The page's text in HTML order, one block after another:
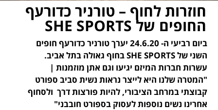
חוזרות לחוף – טורניר כדורעף
החופים של SHE SPORTS
ביום רביעי ה- 24.6.20 יערך טורניר כדורעף חופים
השני של SHE SPORTS בחוף גאולה בתל אביב.
עשרות חברות המיזם יגיעו וגם אתן מוזמנות |
"המטרה שלנו היא לייצר נראות נשית סביב ספורט
קבוצתי במרחב הציבורי, להיות פורצות דרך ולסחוף
אחרינו נשים נוספות לעסוק בספורט חובבני"